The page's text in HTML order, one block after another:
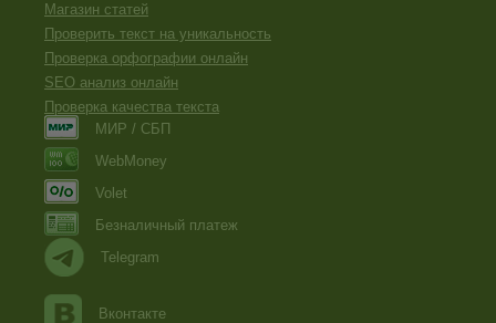
Магазин статей
Проверить текст на уникальность
Проверка орфографии онлайн
SEO анализ онлайн
Проверка качества текста
МИР / СБП
WebMoney
Volet
Безналичный платеж
Telegram
Вконтакте